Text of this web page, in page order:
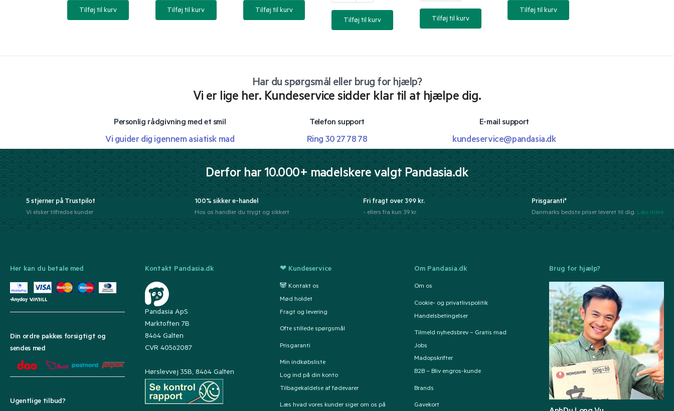
Tilføj til kurv Tilføj til kurv Tilføj til kurv
Tilføj til kurv Tilføj til kurv
Tilføj til kurv
Har du spørgsmål eller brug for hjælp?
Vi er lige her. Kundeservice sidder klar til at hjælpe dig.
Personlig rådgivning med et smil
Vi guider dig igennem asiatisk mad
Telefon support
Ring 30 27 78 78
E-mail support
kundeservice@pandasia.dk
Derfor har 10.000+ madelskere valgt Pandasia.dk
5 stjerner på Trustpilot
Vi elsker tilfredse kunder
100% sikker e-handel
Hos os handler du trygt og sikkert
Fri fragt over 399 kr.
- ellers fra kun 39 kr.
Prisgaranti*
Danmarks bedste priser leveret til dig. Læs mere
Her kan du betale med
Din ordre pakkes forsigtigt og
sendes med
Ugentlige tilbud?
Kontakt Pandasia.dk
Pandasia ApS
Marktoften 7B
8464 Galten
CVR 40562087
Hørslevvej 35B, 8464 Galten
❤ Kundeservice
🐼 Kontakt os
Mød holdet
Fragt og levering
Ofte stillede spørgsmål
Prisgaranti
Min indkøbsliste
Log ind på din konto
Tilbagekaldelse af fødevarer
Læs hvad vores kunder siger om os på
Om Pandasia.dk
Om os
Cookie- og privatlivspolitik
Handelsbetingelser
Tilmeld nyhedsbrev – Gratis mad
Jobs
Madopskrifter
B2B – Bliv engros-kunde
Brands
Gavekort
Brug for hjælp?